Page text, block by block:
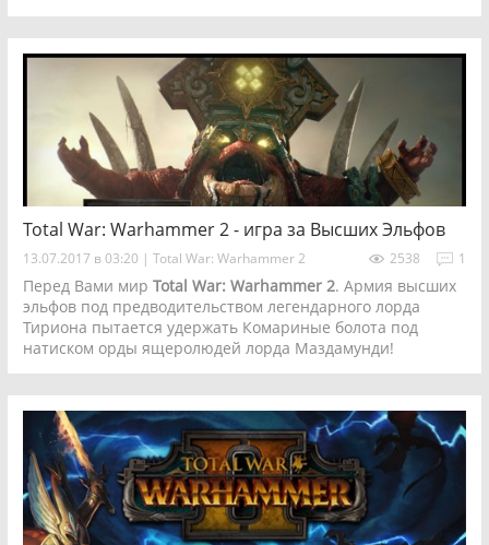
Total War: Warhammer 2 - игра за Высших Эльфов
13.07.2017 в 03:20 | Total War: Warhammer 2 1
2538
Перед Вами мир Total War: Warhammer 2. Армия высших
эльфов под предводительством легендарного лорда
Тириона пытается удержать Комариные болота под
натиском орды ящеролюдей лорда Маздамунди!